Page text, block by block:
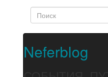
Neferblog